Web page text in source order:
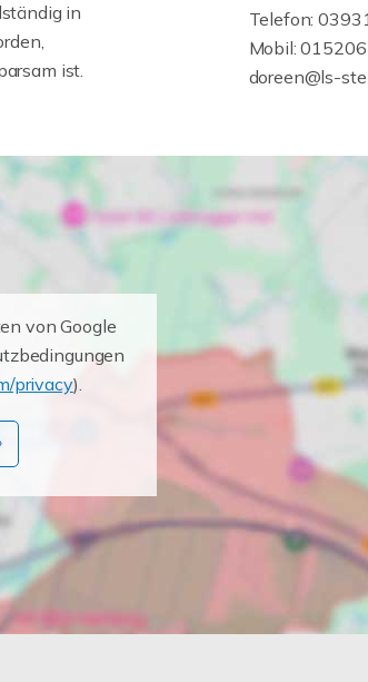
in
ist.
Telefon:
Mobil:
doreen@ls-
von Google
privacy).